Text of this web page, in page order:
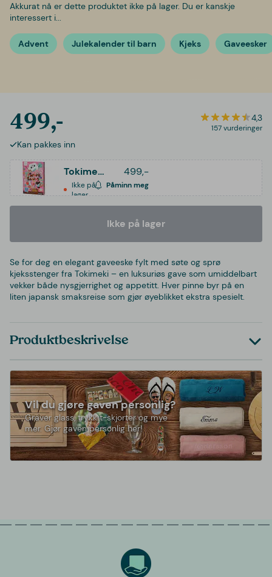
Akkurat nå er dette produktet ikke på lager. Du er kanskje
interessert i...
Advent Julekalender til barn Kjeks Gaveesker
499,- 4,3
157 vurderinger
Kan pakkes inn
Tokimeki Biscuit Sticks
499,-
Ikke på
lager
Påminn meg
Ikke på lager
Se for deg en elegant gaveeske fylt med søte og sprø
kjeksstenger fra Tokimeki – en luksuriøs gave som umiddelbart
vekker både nysgjerrighet og appetitt. Hver pinne byr på en
liten japansk smaksreise som gjør øyeblikket ekstra spesielt.
Produktbeskrivelse
Vil du gjøre gaven personlig?
Graver glass, trykk t-skjorter og mye
mer. Gjør gaven personlig her!